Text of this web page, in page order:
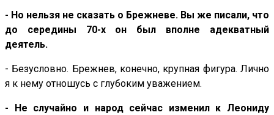
- Но нельзя не сказать о Брежневе. Вы же писали, что
до середины 70-х он был вполне адекватный
деятель.
- Безусловно. Брежнев, конечно, крупная фигура. Лично
я к нему отношусь с глубоким уважением.
- Не случайно и народ сейчас изменил к Леониду